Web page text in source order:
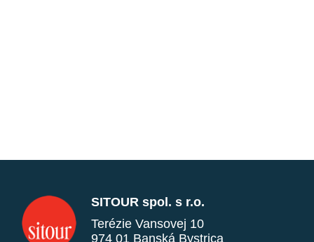
SITOUR spol. s r.o.
Terézie Vansovej 10
974 01 Banská Bystrica